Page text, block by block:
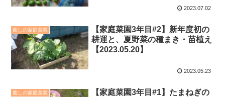
2023.07.02
癒しの家庭菜園
【家庭菜園3年目#2】新年度初の
耕運と、夏野菜の種まき・苗植え
【2023.05.20】
2023.05.23
癒しの家庭菜園
【家庭菜園3年目#1】たまねぎの